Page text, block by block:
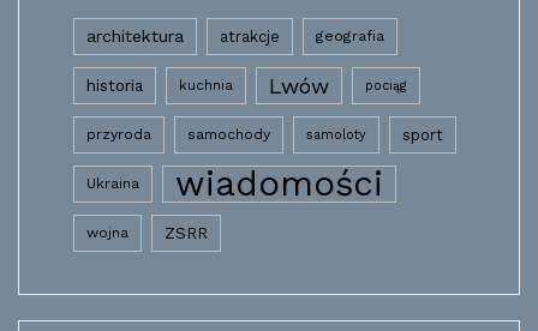
architektura atrakcje geografia
historia kuchnia Lwów pociąg
przyroda samochody samoloty sport
Ukraina wiadomości
wojna ZSRR